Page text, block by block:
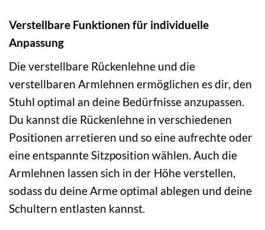
Verstellbare Funktionen für individuelle
Anpassung
Die verstellbare Rückenlehne und die
verstellbaren Armlehnen ermöglichen es dir, den
Stuhl optimal an deine Bedürfnisse anzupassen.
Du kannst die Rückenlehne in verschiedenen
Positionen arretieren und so eine aufrechte oder
eine entspannte Sitzposition wählen. Auch die
Armlehnen lassen sich in der Höhe verstellen,
sodass du deine Arme optimal ablegen und deine
Schultern entlasten kannst.